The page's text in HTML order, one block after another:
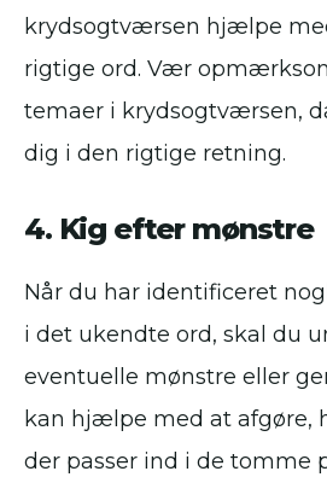
krydsogtværsen hjælpe
rigtige ord. Vær
temaer i krydsogtværsen,
dig i den rigtige retning.
4. Kig efter mønstre
Når du har identificeret
i det ukendte ord, skal du
eventuelle mønstre eller
kan hjælpe med at afgøre,
der passer ind i de tomme